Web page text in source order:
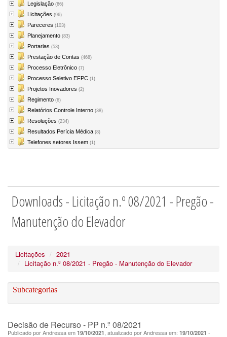
Legislação (66)
Licitações (96)
Pareceres (103)
Planejamento (83)
Portarias (53)
Prestação de Contas (468)
Processo Eletrônico (7)
Processo Seletivo EFPC (1)
Projetos Inovadores (2)
Regimento (6)
Relatórios Controle Interno (38)
Resoluções (234)
Resultados Perícia Médica (8)
Telefones setores Issem (1)
Downloads - Licitação n.º 08/2021 - Pregão -
Manutenção do Elevador
Licitações
2021
Licitação n.º 08/2021 - Pregão - Manutenção do Elevador
Subcategorias
Decisão de Recurso - PP n.º 08/2021
Publicado por Andressa em 19/10/2021 , atualizado por Andressa em: 19/10/2021 -